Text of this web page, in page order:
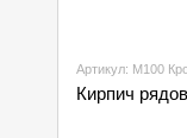
Артикул: М100
Кирпич